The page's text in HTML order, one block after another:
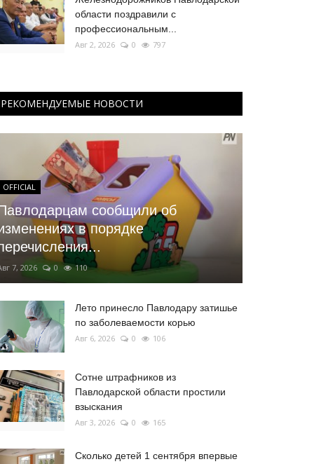
области поздравили с
профессиональным...
Авг 2, 2026 0 797
РЕКОМЕНДУЕМЫЕ НОВОСТИ
OFFICIAL
сообщили об
в порядке
7, 2026 0 110
Лето принесло Павлодару затишье
по заболеваемости корью
Авг 6, 2026 0 106
Сотне штрафников из
Павлодарской области простили
взыскания
Авг 3, 2026 0 165
Сколько детей 1 сентября впервые